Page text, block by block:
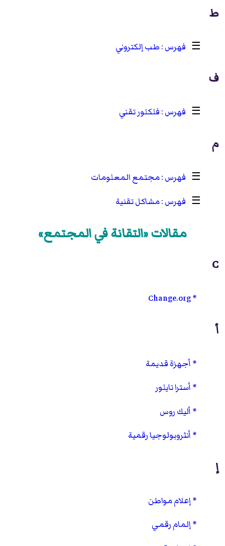
ط
☰ طب إلكتروني
ف
☰ فلكلور تقني
م
☰
مجتمع المعلومات
☰
مشاكل تقنية
مقالات «التقانة في المجتمع»
C
Change.org
أ
أجهزة قديمة
أسترا تايلور
أليك روس
أنثروبولوجيا رقمية
إ
إعلام مواطن
إلمام رقمي